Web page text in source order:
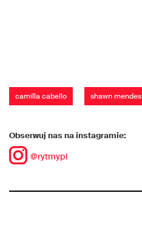
camilla cabello shawn mendes
Obserwuj nas na instagramie:
@rytmypl